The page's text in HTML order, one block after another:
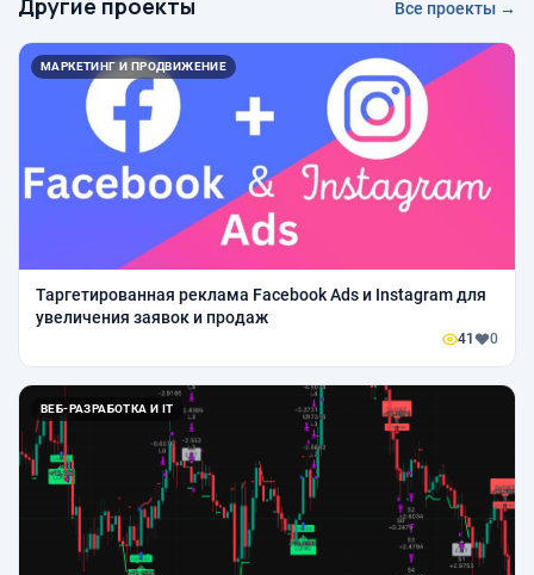
Другие проекты Все проекты →
МАРКЕТИНГ И ПРОДВИЖЕНИЕ
Таргетированная реклама Facebook Ads и Instagram для
увеличения заявок и продаж
41 0
ВЕБ-РАЗРАБОТКА И IT